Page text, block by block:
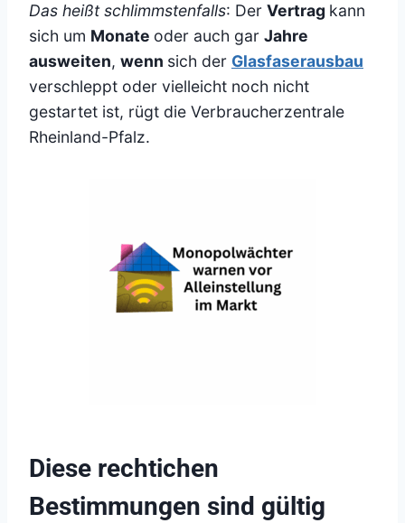
Das heißt schlimmstenfalls: Der Vertrag kann
sich um Monate oder auch gar Jahre
ausweiten, wenn sich der Glasfaserausbau
verschleppt oder vielleicht noch nicht
gestartet ist, rügt die Verbraucherzentrale
Rheinland-Pfalz.
Diese rechtichen
Bestimmungen sind gültig